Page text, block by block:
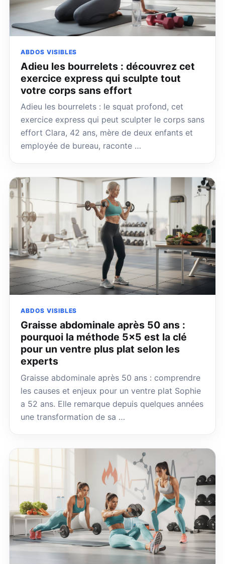
ABDOS VISIBLES
Adieu les bourrelets : découvrez cet
exercice express qui sculpte tout
votre corps sans effort
Adieu les bourrelets : le squat profond, cet
exercice express qui peut sculpter le corps sans
effort Clara, 42 ans, mère de deux enfants et
employée de bureau, raconte …
ABDOS VISIBLES
Graisse abdominale après 50 ans :
pourquoi la méthode 5×5 est la clé
pour un ventre plus plat selon les
experts
Graisse abdominale après 50 ans : comprendre
les causes et enjeux pour un ventre plat Sophie
a 52 ans. Elle remarque depuis quelques années
une transformation de sa …